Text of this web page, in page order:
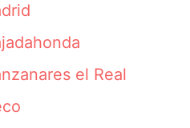
el Real